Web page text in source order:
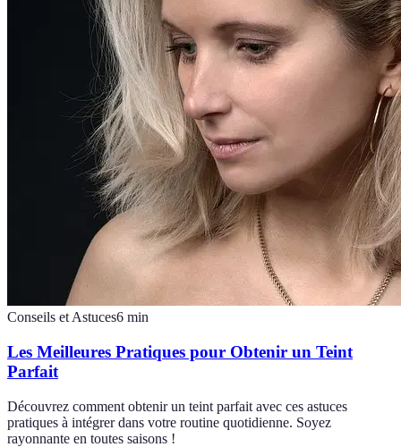
Conseils et Astuces6 min
Les Meilleures Pratiques pour Obtenir un Teint
Parfait
Découvrez comment obtenir un teint parfait avec ces astuces
pratiques à intégrer dans votre routine quotidienne. Soyez
rayonnante en toutes saisons !